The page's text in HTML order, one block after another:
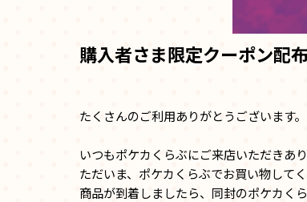
購入者さま限定クーポン配
たくさんのご利用ありがとうございます
いつもポケカくらぶにご来店いただきあ
ただいま、ポケカくらぶでお買い物して
商品が到着しましたら、同封のポケカく